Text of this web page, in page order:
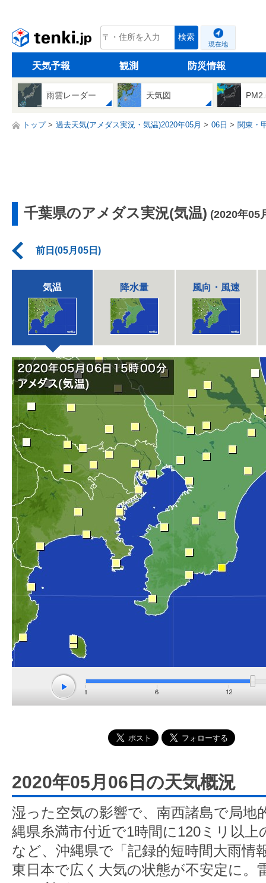
tenki.jp 検索
現在地
天気予報 観測 防災情報
雨雲レーダー 天気図
トップ 過去天気(アメダス実況・気温)2020年05月 06日 関東・
千葉県のアメダス実況(気温) (2020年05
前日(05月05日)
気温 降水量 風向・風速
2020年05月06日の天気概況
湿った空気の影響で、南西諸島で局地
縄県糸満市付近で1時間に120ミリ以
など、沖縄県で「記録的短時間大雨情
東日本で広く大気の状態が不安定に。